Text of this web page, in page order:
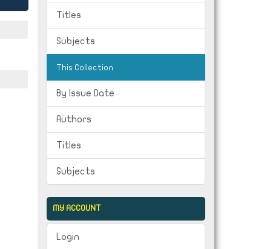
Titles
Subjects
This Collection
By Issue Date
Authors
Titles
Subjects
MY ACCOUNT
Login